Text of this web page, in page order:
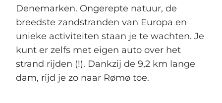
Denemarken. Ongerepte natuur, de
breedste zandstranden van Europa en
unieke activiteiten staan je te wachten. Je
kunt er zelfs met eigen auto over het
strand rijden (!). Dankzij de 9,2 km lange
dam, rijd je zo naar Rømø toe.